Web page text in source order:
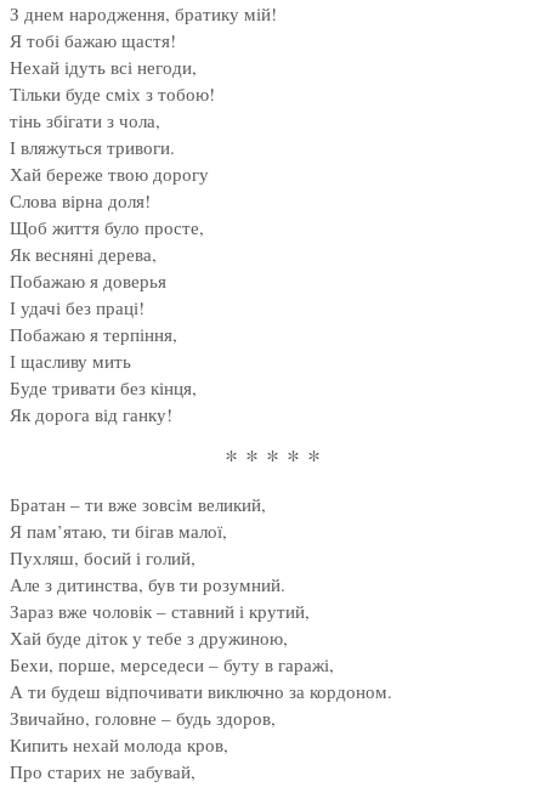
З днем народження, братику мій!
Я тобі бажаю щастя!
Нехай ідуть всі негоди,
Тільки буде сміх з тобою!
тінь збігати з чола,
І вляжуться тривоги.
Хай береже твою дорогу
Слова вірна доля!
Щоб життя було просте,
Як весняні дерева,
Побажаю я доверья
І удачі без праці!
Побажаю я терпіння,
І щасливу мить
Буде тривати без кінця,
Як дорога від ганку!
* * * * *
Братан – ти вже зовсім великий,
Я пам’ятаю, ти бігав малої,
Пухляш, босий і голий,
Але з дитинства, був ти розумний.
Зараз вже чоловік – ставний і крутий,
Хай буде діток у тебе з дружиною,
Бехи, порше, мерседеси – буту в гаражі,
А ти будеш відпочивати виключно за кордоном.
Звичайно, головне – будь здоров,
Кипить нехай молода кров,
Про старих не забувай,